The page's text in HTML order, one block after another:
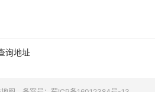
询地址